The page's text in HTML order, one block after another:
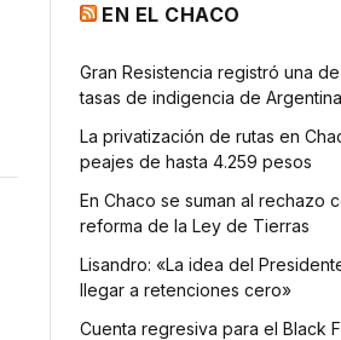
EN EL CHACO
Gran Resistencia registró una
tasas de indigencia de Argentina
La privatización de rutas en
peajes de hasta 4.259 pesos
En Chaco se suman al rechazo
reforma de la Ley de Tierras
Lisandro: «La idea del
llegar a retenciones cero»
Cuenta regresiva para el Black